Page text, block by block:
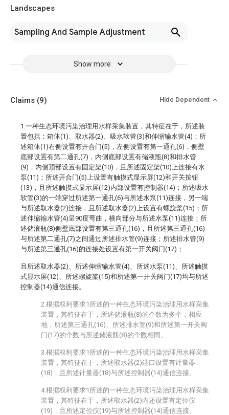
Landscapes
Sampling And Sample Adjustment
Show more
Claims (9) Hide Dependent
1.一种生态环境污染治理用水样采集装置，其特征在于，所述装
置包括：箱体(1)、取水器(2)、吸水软管(3)和伸缩输水管(4)；所
述箱体(1)右侧设置有开合门(5)，左侧设置有第一通孔(6)，侧壁
底部设置有第二通孔(7)，内侧底部设置有储液瓶(8)和排水管
(9)，内侧顶部设置有固定架(10)，且所述固定架(10)上连接有水
泵(11)；所述开合门(5)上设置有触摸式显示屏(12)和开关按钮
(13)，且所述触摸式显示屏(12)内部设置有控制器(14)；所述吸水
软管(3)的一端穿过所述第一通孔(6)与所述水泵(11)连接，另一端
与所述取水器(2)连接，且所述取水器(2)上设置有螺旋桨(15)；所
述伸缩输水管(4)呈90度弯曲，横向部分与所述水泵(11)连接；所
述储液瓶(8)侧壁底部设置有第三通孔(16)，且所述第三通孔(16)
与所述第二通孔(7)之间通过所述排水管(9)连接；所述排水管(9)
与所述第三通孔(16)的连接处设置有第一开关阀门(17)；
且所述取水器(2)、所述伸缩输水管(4)、所述水泵(11)、所述触摸
式显示屏(12)、所述螺旋桨(15)和所述第一开关阀门(17)均与所述
控制器(14)通信连接。
2.根据权利要求1所述的一种生态环境污染治理用水样采集
装置，其特征在于，所述储液瓶(8)的个数为多个，相应
地，所述第三通孔(16)、所述排水管(9)和所述第一开关阀
门(17)的个数与所述储液瓶(8)的个数相同。
3.根据权利要求1所述的一种生态环境污染治理用水样采集
装置，其特征在于，所述取水器(2)端口设置有计量器
(18)，且所述计量器(18)与所述控制器(14)通信连接。
4.根据权利要求1所述的一种生态环境污染治理用水样采集
装置，其特征在于，所述取水器(2)内还设置有定位仪
(19)，且所述定位仪(19)与所述控制器(14)通信连接。